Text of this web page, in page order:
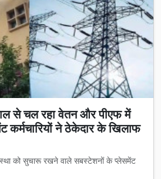
से चल रहा वेतन और पीएफ में
कर्मचारियों ने ठेकेदार के खिलाफ
को सुचारू रखने वाले सबस्टेशनों के प्लेसमेंट